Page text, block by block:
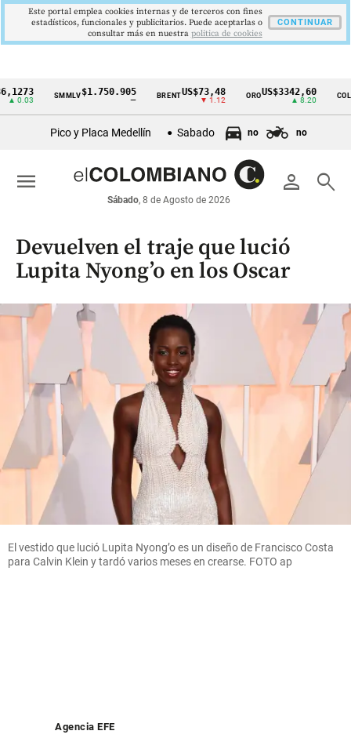
Cintillo
económicos
Colombia
SMMLV$1.750.905 BRENT US$73,48
▼ 1.12
ORO US$3342,60 COLCAP
Pico y Placa Medellín Sabado no no
person search
Sábado, 8 de Agosto de 2026
menu
Devuelven el traje que lució
Lupita Nyong’o en los Oscar
El vestido que lució Lupita Nyong’o es un diseño de Francisco Costa
para Calvin Klein y tardó varios meses en crearse. FOTO ap
Agencia EFE
Este portal emplea cookies internas y de terceros con fines
estadísticos, funcionales y publicitarios. Puede aceptarlas o
consultar más en nuestra politica de cookies
CONTINUAR